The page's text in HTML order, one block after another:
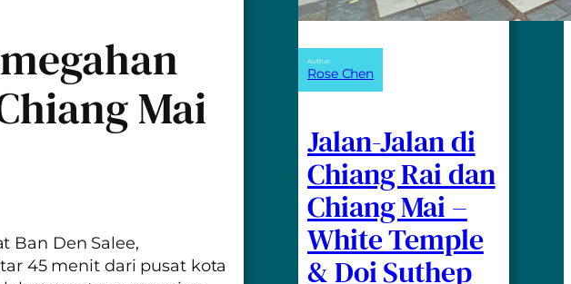
Mai
Ban Den Salee,
45 menit dari pusat kota
Author:
Rose Chen
Jalan-Jalan di
Chiang Rai dan
Chiang Mai –
White Temple
& Doi Suthep